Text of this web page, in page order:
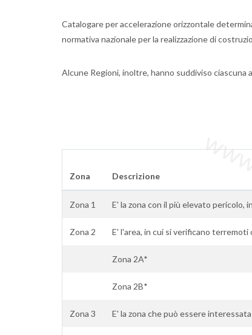
Catalogare per accelerazione orizzontale
normativa nazionale per la realizzazione di
Alcune Regioni, inoltre, hanno suddiviso
Zona Descrizione
Zona 1 E' la zona con il più elevato
Zona 2 E' l'area, in cui si verificano
Zona 2A*
Zona 2B*
Zona 3 E' la zona che può essere